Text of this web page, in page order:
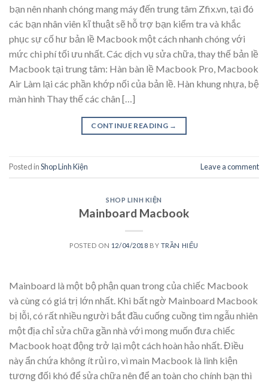
bạn nên nhanh chóng mang máy đến trung tâm Zfix.vn, tại đó
các bạn nhân viên kĩ thuật sẽ hỗ trợ bạn kiểm tra và khắc
phục sự cố hư bản lề Macbook một cách nhanh chóng với
mức chi phí tối ưu nhất. Các dịch vụ sửa chữa, thay thế bản lề
Macbook tại trung tâm: Hàn bàn lề Macbook Pro, Macbook
Air Làm lại các phần khớp nối của bản lề. Hàn khung nhựa, bệ
màn hình Thay thế các chân […]
CONTINUE READING →
Posted inShop Linh Kiện Leave a comment
SHOP LINH KIỆN
Mainboard Macbook
POSTED ON 12/04/2018 BY TRẦN HIẾU
Mainboard là một bộ phận quan trong của chiếc Macbook
và cùng có giá trị lớn nhất. Khi bất ngờ Mainboard Macbook
bị lỗi, có rất nhiều người bắt đầu cuống cuồng tìm ngẫu nhiên
một địa chỉ sửa chữa gần nhà với mong muốn đưa chiếc
Macbook hoạt động trở lại một cách hoàn hảo nhất. Điều
này ẩn chứa không ít rủi ro, vì main Macbook là linh kiện
tương đối khó để sửa chữa nên để an toàn cho chính bạn thì